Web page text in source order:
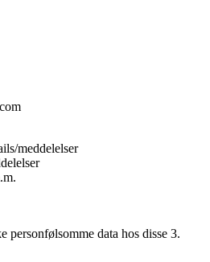
meddelelser
personfølsomme data hos disse 3.